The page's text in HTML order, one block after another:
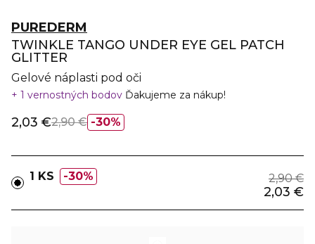
PUREDERM
TWINKLE TANGO UNDER EYE GEL PATCH
GLITTER
Gelové náplasti pod oči
1 vernostných bodov Ďakujeme za nákup!
30%
2,03 €2,90 €
1 KS 30% 2,90 €
2,03 €